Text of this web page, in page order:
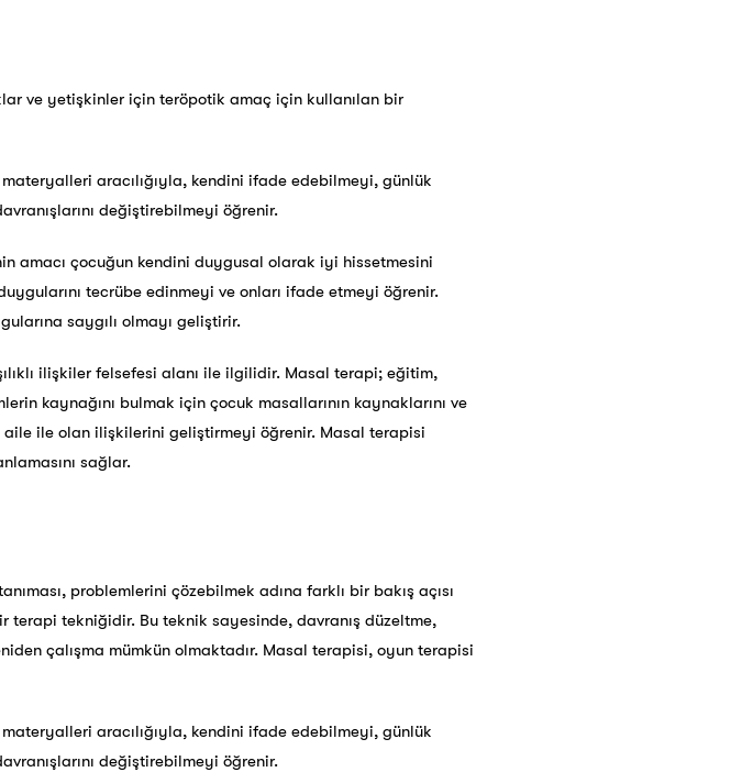
ve yetişkinler için teröpotik amaç için kullanılan bir
aracılığıyla, kendini ifade edebilmeyi, günlük
değiştirebilmeyi öğrenir.
amacı çocuğun kendini duygusal olarak iyi hissetmesini
tecrübe edinmeyi ve onları ifade etmeyi öğrenir.
saygılı olmayı geliştirir.
ilişkiler felsefesi alanı ile ilgilidir. Masal terapi; eğitim,
kaynağını bulmak için çocuk masallarının kaynaklarını ve
ile olan ilişkilerini geliştirmeyi öğrenir. Masal terapisi
sağlar.
problemlerini çözebilmek adına farklı bir bakış açısı
terapi tekniğidir. Bu teknik sayesinde, davranış düzeltme,
çalışma mümkün olmaktadır. Masal terapisi, oyun terapisi
aracılığıyla, kendini ifade edebilmeyi, günlük
değiştirebilmeyi öğrenir.